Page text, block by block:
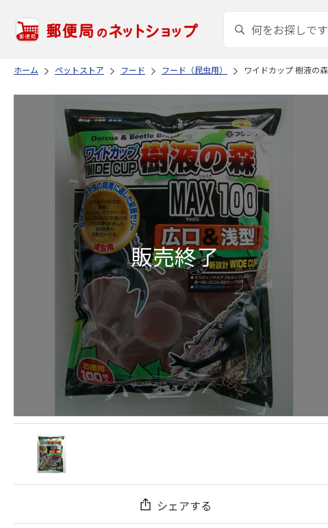
ホーム ペットストア フード フード（昆虫用） ワイドカップ 樹液の
シェアする